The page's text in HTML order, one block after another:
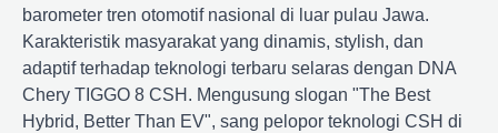
barometer tren otomotif nasional di luar pulau Jawa.
Karakteristik masyarakat yang dinamis, stylish, dan
adaptif terhadap teknologi terbaru selaras dengan DNA
Chery TIGGO 8 CSH. Mengusung slogan "The Best
Hybrid, Better Than EV", sang pelopor teknologi CSH di